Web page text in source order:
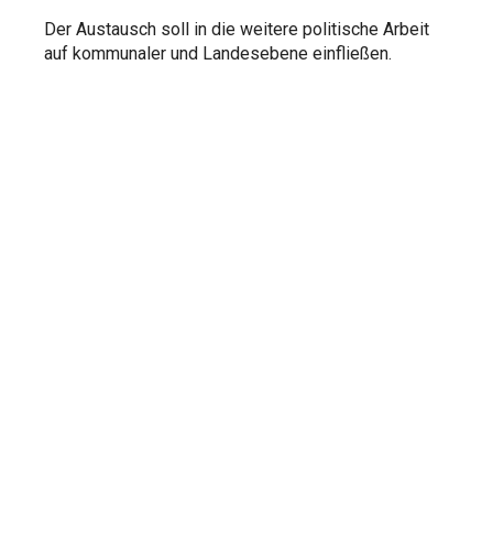
Der Austausch soll in die weitere politische Arbeit
auf kommunaler und Landesebene einfließen.